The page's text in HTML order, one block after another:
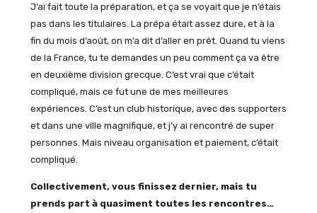
J’ai fait toute la préparation, et ça se voyait que je n’étais
pas dans les titulaires. La prépa était assez dure, et à la
fin du mois d’août, on m’a dit d’aller en prêt. Quand tu viens
de la France, tu te demandes un peu comment ça va être
en deuxième division grecque. C’est vrai que c’était
compliqué, mais ce fut une de mes meilleures
expériences. C’est un club historique, avec des supporters
et dans une ville magnifique, et j’y ai rencontré de super
personnes. Mais niveau organisation et paiement, c’était
compliqué.
Collectivement, vous finissez dernier, mais tu
prends part à quasiment toutes les rencontres…